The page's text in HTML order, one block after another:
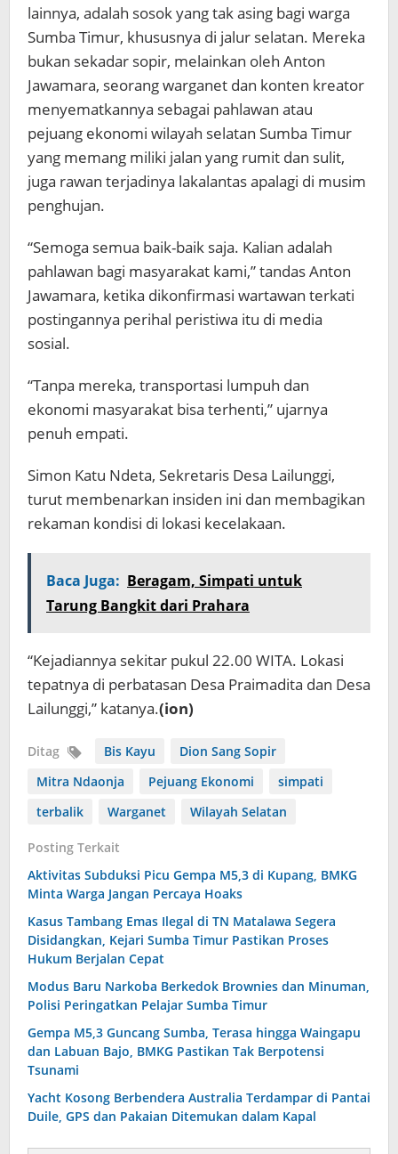
lainnya, adalah sosok yang tak asing bagi warga
Sumba Timur, khususnya di jalur selatan. Mereka
bukan sekadar sopir, melainkan oleh Anton
Jawamara, seorang warganet dan konten kreator
menyematkannya sebagai pahlawan atau
pejuang ekonomi wilayah selatan Sumba Timur
yang memang miliki jalan yang rumit dan sulit,
juga rawan terjadinya lakalantas apalagi di musim
penghujan.
“Semoga semua baik-baik saja. Kalian adalah
pahlawan bagi masyarakat kami,” tandas Anton
Jawamara, ketika dikonfirmasi wartawan terkati
postingannya perihal peristiwa itu di media
sosial.
“Tanpa mereka, transportasi lumpuh dan
ekonomi masyarakat bisa terhenti,” ujarnya
penuh empati.
Simon Katu Ndeta, Sekretaris Desa Lailunggi,
turut membenarkan insiden ini dan membagikan
rekaman kondisi di lokasi kecelakaan.
Baca Juga: Beragam, Simpati untuk
Tarung Bangkit dari Prahara
“Kejadiannya sekitar pukul 22.00 WITA. Lokasi
tepatnya di perbatasan Desa Praimadita dan Desa
Lailunggi,” katanya.(ion)
Ditag Bis Kayu
Dion Sang Sopir
Mitra Ndaonja
Pejuang Ekonomi
simpati
terbalik
Warganet Wilayah Selatan
Posting Terkait
Aktivitas Subduksi Picu Gempa M5,3 di Kupang, BMKG
Minta Warga Jangan Percaya Hoaks
Kasus Tambang Emas Ilegal di TN Matalawa Segera
Disidangkan, Kejari Sumba Timur Pastikan Proses
Hukum Berjalan Cepat
Modus Baru Narkoba Berkedok Brownies dan Minuman,
Polisi Peringatkan Pelajar Sumba Timur
Gempa M5,3 Guncang Sumba, Terasa hingga Waingapu
dan Labuan Bajo, BMKG Pastikan Tak Berpotensi
Tsunami
Yacht Kosong Berbendera Australia Terdampar di Pantai
Duile, GPS dan Pakaian Ditemukan dalam Kapal